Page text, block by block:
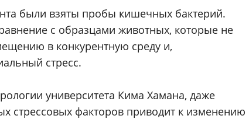
были взяты пробы кишечных бактерий.
с образцами животных, которые не
в конкурентную среду и,
стресс.
университета Кима Хамана, даже
стрессовых факторов приводит к изменению